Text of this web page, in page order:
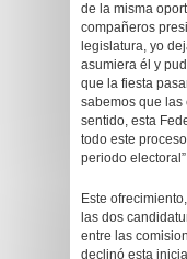
de la misma
compañeros
legislatura, yo
asumiera él y
que la fiesta
sabemos que las
sentido, esta
todo este
periodo
Este
las dos
entre las
declinó esta